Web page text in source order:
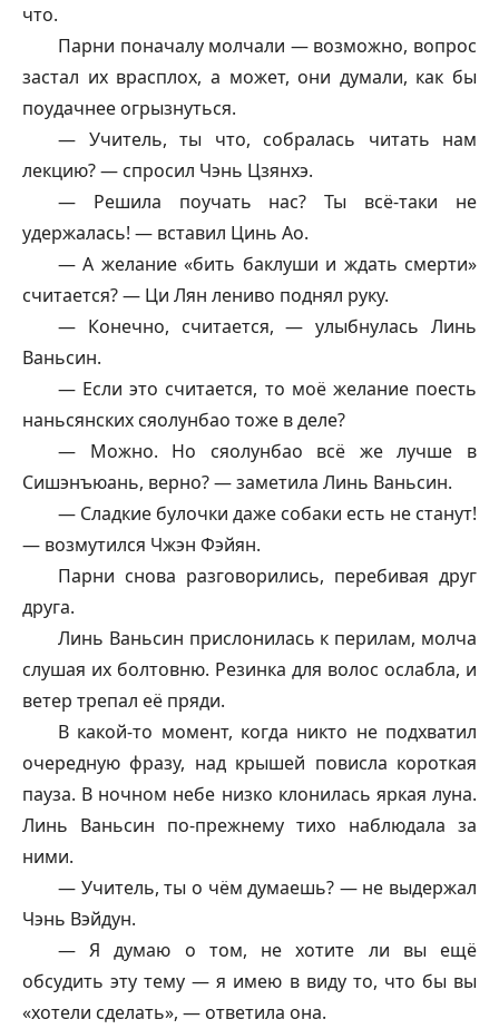
что.
Парни поначалу молчали — возможно, вопрос
застал их врасплох, а может, они думали, как бы
поудачнее огрызнуться.
— Учитель, ты что, собралась читать нам
лекцию? — спросил Чэнь Цзянхэ.
— Решила поучать нас? Ты всё-таки не
удержалась! — вставил Цинь Ао.
— А желание «бить баклуши и ждать смерти»
считается? — Ци Лян лениво поднял руку.
— Конечно, считается, — улыбнулась Линь
Ваньсин.
— Если это считается, то моё желание поесть
наньсянских сяолунбао тоже в деле?
— Можно. Но сяолунбао всё же лучше в
Сишэнъюань, верно? — заметила Линь Ваньсин.
— Сладкие булочки даже собаки есть не станут!
— возмутился Чжэн Фэйян.
Парни снова разговорились, перебивая друг
друга.
Линь Ваньсин прислонилась к перилам, молча
слушая их болтовню. Резинка для волос ослабла, и
ветер трепал её пряди.
В какой-то момент, когда никто не подхватил
очередную фразу, над крышей повисла короткая
пауза. В ночном небе низко клонилась яркая луна.
Линь Ваньсин по-прежнему тихо наблюдала за
ними.
— Учитель, ты о чём думаешь? — не выдержал
Чэнь Вэйдун.
— Я думаю о том, не хотите ли вы ещё
обсудить эту тему — я имею в виду то, что бы вы
«хотели сделать», — ответила она.